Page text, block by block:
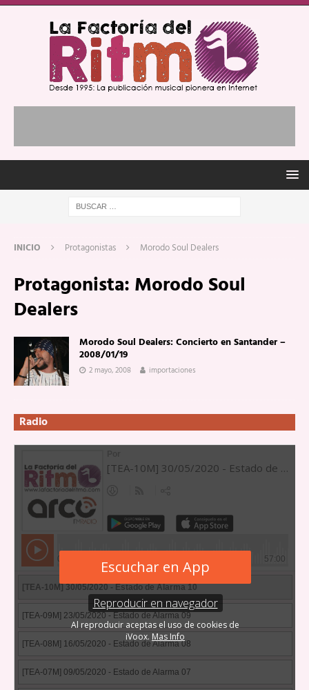
INICIO Protagonistas Morodo Soul Dealers
Protagonista: Morodo Soul
Dealers
Morodo Soul Dealers: Concierto en Santander –
2008/01/19
2 mayo, 2008 importaciones
Radio